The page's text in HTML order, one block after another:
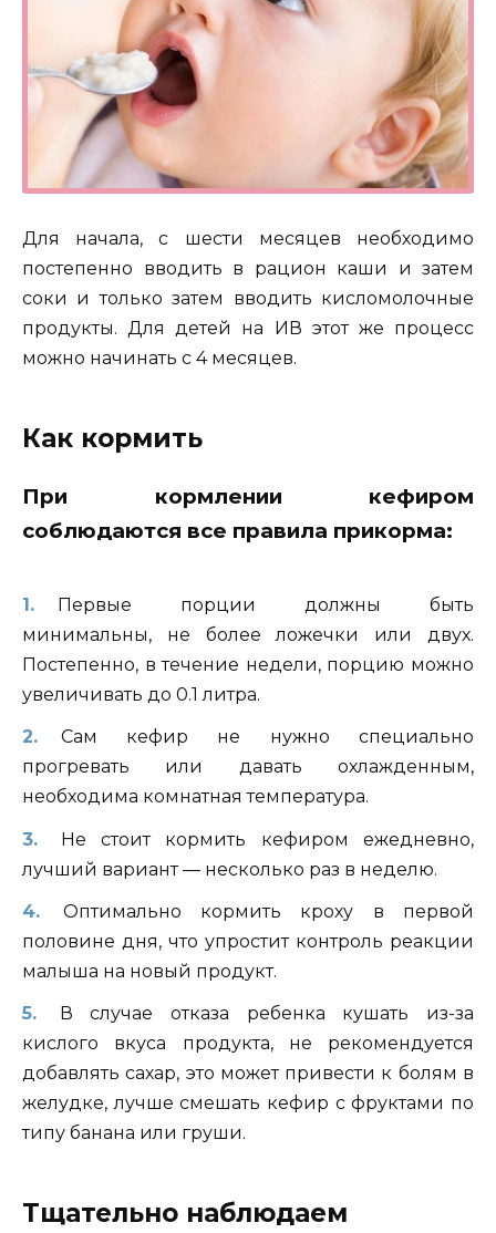
Для начала, с шести месяцев необходимо
постепенно вводить в рацион каши и затем
соки и только затем вводить кисломолочные
продукты. Для детей на ИВ этот же процесс
можно начинать с 4 месяцев.
Как кормить
При кормлении кефиром
соблюдаются все правила прикорма:
Первые порции должны быть
минимальны, не более ложечки или двух.
Постепенно, в течение недели, порцию можно
увеличивать до 0.1 литра.
Сам кефир не нужно специально
прогревать или давать охлажденным,
необходима комнатная температура.
Не стоит кормить кефиром ежедневно,
лучший вариант — несколько раз в неделю.
Оптимально кормить кроху в первой
половине дня, что упростит контроль реакции
малыша на новый продукт.
В случае отказа ребенка кушать из-за
кислого вкуса продукта, не рекомендуется
добавлять сахар, это может привести к болям в
желудке, лучше смешать кефир с фруктами по
типу банана или груши.
Тщательно наблюдаем